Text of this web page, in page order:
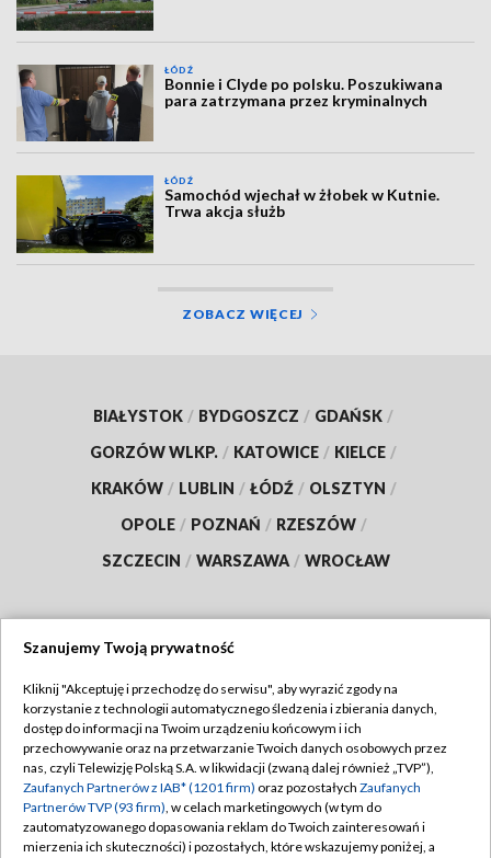
ŁÓDŹ
Bonnie i Clyde po polsku. Poszukiwana
para zatrzymana przez kryminalnych
ŁÓDŹ
Samochód wjechał w żłobek w Kutnie.
Trwa akcja służb
ZOBACZ WIĘCEJ
BIAŁYSTOK / BYDGOSZCZ / GDAŃSK /
GORZÓW WLKP. / KATOWICE / KIELCE /
KRAKÓW / LUBLIN / ŁÓDŹ / OLSZTYN /
OPOLE / POZNAŃ / RZESZÓW /
SZCZECIN / WARSZAWA / WROCŁAW
TVP
Abonament TVP
Emisja w TVP
Centrum informacji TVP
Regulamin TVP
Polityka prywatności
Moje zgody
Szanujemy Twoją prywatność
Kliknij "Akceptuję i przechodzę do serwisu", aby wyrazić zgody na
korzystanie z technologii automatycznego śledzenia i zbierania danych,
dostęp do informacji na Twoim urządzeniu końcowym i ich
przechowywanie oraz na przetwarzanie Twoich danych osobowych przez
nas, czyli Telewizję Polską S.A. w likwidacji (zwaną dalej również „TVP”),
Zaufanych Partnerów z IAB* (1201 firm) oraz pozostałych Zaufanych
Partnerów TVP (93 firm), w celach marketingowych (w tym do
zautomatyzowanego dopasowania reklam do Twoich zainteresowań i
mierzenia ich skuteczności) i pozostałych, które wskazujemy poniżej, a